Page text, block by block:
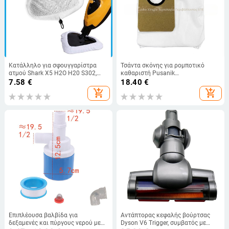
Κατάλληλο για σφουγγαρίστρα
ατμού Shark X5 H2O H20 S302,
πανί καθαρισμού μικροϊνών
7.58 €
add_shopping_cart
Τσάντα σκόνης για ρομποτικό
καθαριστή Pusanik
M7pro/Max/M8PRO – ύφασμα
αναρρόφησης, συμβατή με Li V980;
κάλυψη 51–100 τ.μ., 800W, 110–
18.40 €
add_shopping_cart
Επιπλέουσα βαλβίδα για
δεξαμενές και πύργους νερού με
Αντάπτορας κεφαλής βούρτσας
Dyson V6 Trigger, συμβατός με